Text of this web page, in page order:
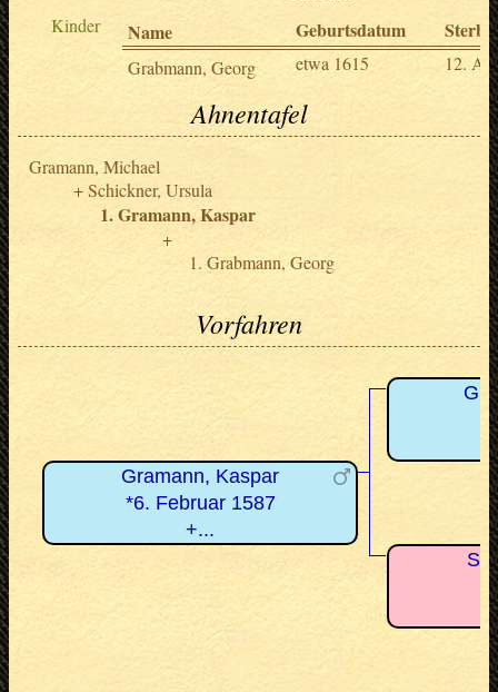
Kinder
Name Geburtsdatum
Grabmann, Georg etwa 1615 12.
Ahnentafel
Gramann, Michael
Schickner, Ursula
Gramann, Kaspar
Grabmann, Georg
Vorfahren
Gramann, Kaspar
*6. Februar 1587
+...